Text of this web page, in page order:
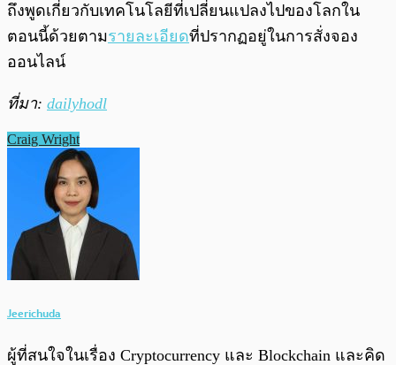
ถึงพูดเกี่ยวกับเทคโนโลยีที่เปลี่ยนแปลงไปของโลกใน
ตอนนี้ด้วยตามรายละเอียดที่ปรากฏอยู่ในการสั่งจอง
ออนไลน์
ที่มา: dailyhodl
Craig Wright
Jeerichuda
ผู้ที่สนใจในเรื่อง Cryptocurrency และ Blockchain และคิด